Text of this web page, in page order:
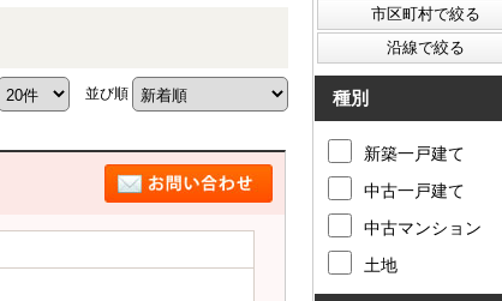
並び順 種別
新築一戸建て
中古一戸建て
中古マンション
土地